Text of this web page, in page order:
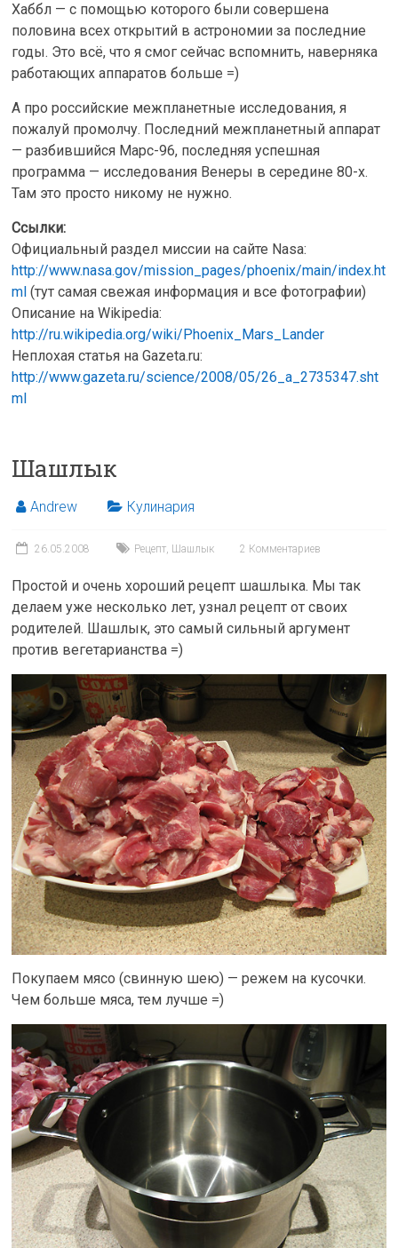
Хаббл — с помощью которого были совершена
половина всех открытий в астрономии за последние
годы. Это всё, что я смог сейчас вспомнить, наверняка
работающих аппаратов больше =)
А про российские межпланетные исследования, я
пожалуй промолчу. Последний межпланетный аппарат
— разбившийся Марс-96, последняя успешная
программа — исследования Венеры в середине 80-х.
Там это просто никому не нужно.
Ссылки:
Официальный раздел миссии на сайте Nasa:
http://www.nasa.gov/mission_pages/phoenix/main/index.ht
ml (тут самая свежая информация и все фотографии)
Описание на Wikipedia:
http://ru.wikipedia.org/wiki/Phoenix_Mars_Lander
Неплохая статья на Gazeta.ru:
http://www.gazeta.ru/science/2008/05/26_a_2735347.sht
ml
Шашлык
Andrew Кулинария
26.05.2008 Рецепт Шашлык 2 Комментариев
Простой и очень хороший рецепт шашлыка. Мы так
делаем уже несколько лет, узнал рецепт от своих
родителей. Шашлык, это самый сильный аргумент
против вегетарианства =)
Покупаем мясо (свинную шею) — режем на кусочки.
Чем больше мяса, тем лучше =)